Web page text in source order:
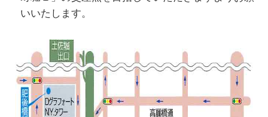
いいたします。